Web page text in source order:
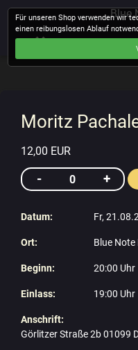
Blue
Moritz
12,00 EUR
Datum: Fr,
Ort: Blue Note
Beginn: 20:00 Uhr
Einlass: 19:00 Uhr
Anschrift:
Görlitzer Straße 2b 01099
Für unseren Shop verwenden wir
einen reibungslosen Ablauf